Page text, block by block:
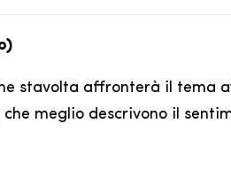
stavolta affronterà il tema
meglio descrivono il